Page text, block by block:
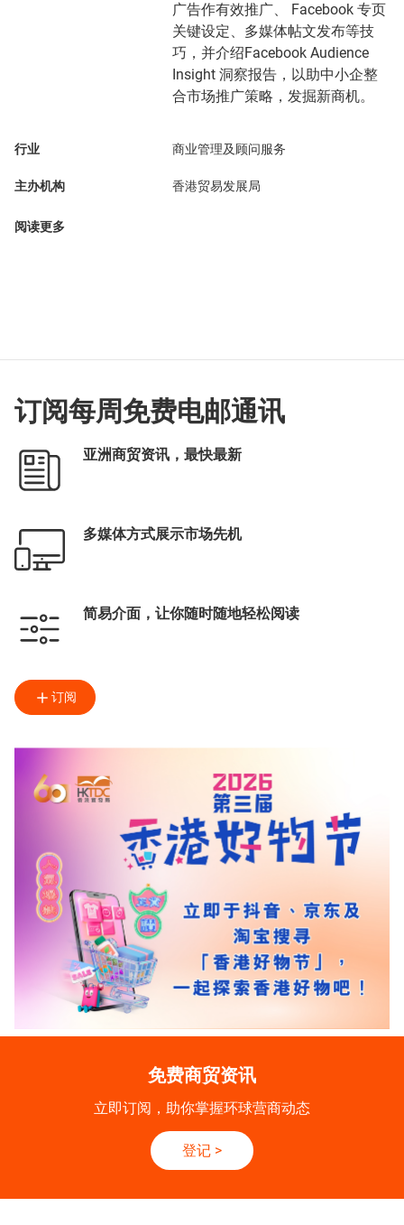
广告作有效推广、 Facebook 专页
关键设定、多媒体帖文发布等技
巧，并介绍Facebook Audience
Insight 洞察报告，以助中小企整
合市场推广策略，发掘新商机。
行业 商业管理及顾问服务
主办机构 香港贸易发展局
阅读更多
订阅每周免费电邮通讯
亚洲商贸资讯，最快最新
多媒体方式展示市场先机
简易介面，让你随时随地轻松阅读
订阅
免费商贸资讯
立即订阅，助你掌握环球营商动态
登记 >